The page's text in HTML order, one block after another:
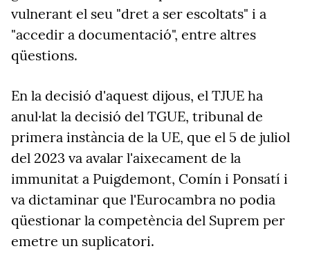
vulnerant el seu "dret a ser escoltats" i a
"accedir a documentació", entre altres
qüestions.
En la decisió d'aquest dijous, el TJUE ha
anul·lat la decisió del TGUE, tribunal de
primera instància de la UE, que el 5 de juliol
del 2023 va avalar l'aixecament de la
immunitat a Puigdemont, Comín i Ponsatí i
va dictaminar que l'Eurocambra no podia
qüestionar la competència del Suprem per
emetre un suplicatori.